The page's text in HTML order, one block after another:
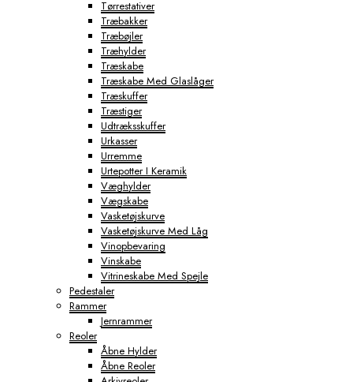
Tørrestativer
Træbakker
Træbøjler
Træhylder
Træskabe
Træskabe Med Glaslåger
Træskuffer
Træstiger
Udtræksskuffer
Urkasser
Urremme
Urtepotter I Keramik
Væghylder
Vægskabe
Vasketøjskurve
Vasketøjskurve Med Låg
Vinopbevaring
Vinskabe
Vitrineskabe Med Spejle
Pedestaler
Rammer
Jernrammer
Reoler
Åbne Hylder
Åbne Reoler